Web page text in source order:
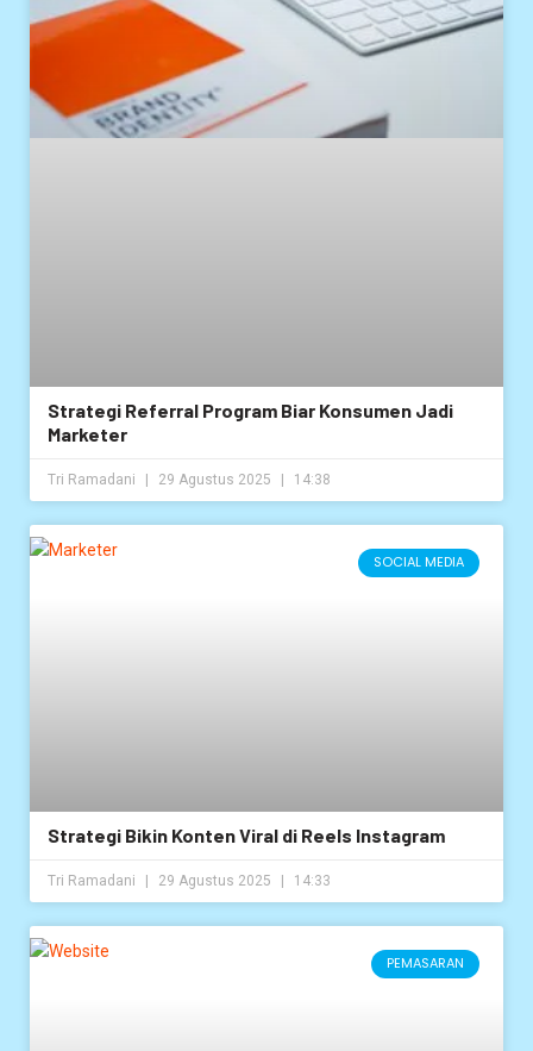
Strategi Referral Program Biar Konsumen Jadi
Marketer
Tri Ramadani 29 Agustus 2025 14:38
SOCIAL MEDIA
Strategi Bikin Konten Viral di Reels Instagram
Tri Ramadani 29 Agustus 2025 14:33
PEMASARAN